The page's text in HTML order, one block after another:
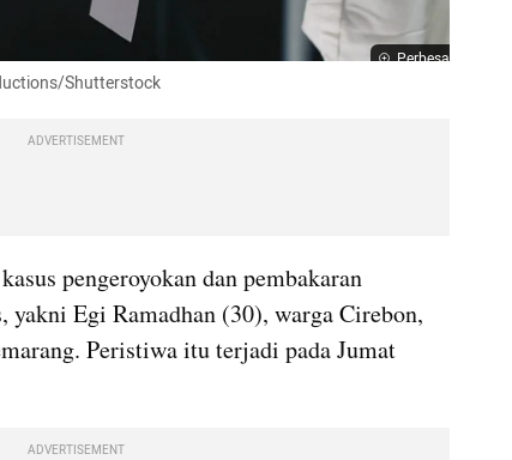
Perbesar
Shutterstock
ADVERTISEMENT
pengeroyokan dan pembakaran
yakni Egi Ramadhan (30), warga Cirebon,
Peristiwa itu terjadi pada Jumat
ADVERTISEMENT